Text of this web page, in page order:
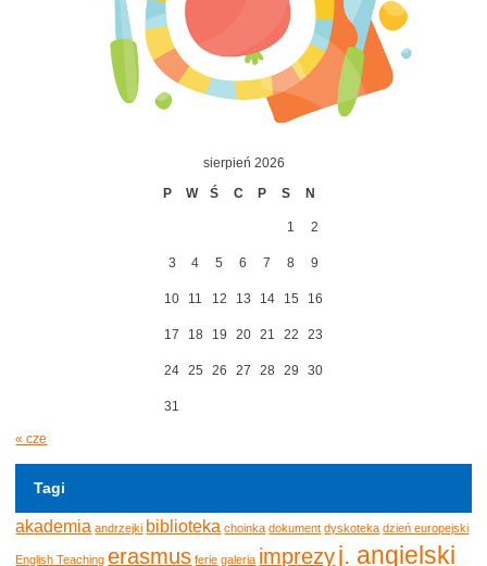
sierpień 2026
P
W Ś C P S N
1 2
3 4 5 6 7 8 9
10 11 12 13 14 15 16
17 18 19 20 21 22 23
24 25 26 27 28 29 30
31
« cze
Tagi
akademia andrzejki biblioteka choinka dokument dyskoteka dzień europejski
English Teaching erasmus ferie galeria imprezyj. angielski